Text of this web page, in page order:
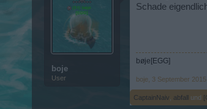
boje
User
Schade
bøje[EGG]
boje 3 September 2015
CaptainNaiv abfall und